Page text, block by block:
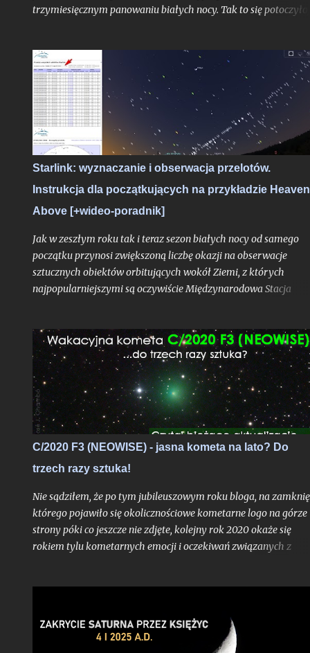
trzymiesięcznym panowaniu białych nocy. Tak to się
Ziemia niedługo po aphelium i maksymalnym dystansie od
Słońca w ciągu roku, zamyka swoje kolejne, już siedemnaste,
okrążenie wokół naszej Dziennej Gwiazdy odkąd w
nieskończonych czeluściach Internetu otrzymaliście pierwszy,
niepozorny wpis, dający początek temu blogowi. Z punktu
widzenia cyklu życia gwiazd ciągu głównego jak właśnie
bohater tutejszych wpisów oddalony od nas o 8 minut
- to praktycznie niezauważalne mrugnięcie oka. Ale w realiach
cyfrowych?
Starlink: wyznaczanie i obserwacja przelotów.
Instrukcja dla początkujących na przykładzie
Above [+wideo-poradnik]
Jak w zeszłym roku tak i teraz sezon białych nocy od samego
początku przynosi zwiększoną liczbę okazji na obserwacje
sztucznych obiektów orbitujących wokół Ziemi, z których
najpopularniejszymi są oczywiście Międzynarodowa Stacja
Słońca pod horyzontem względem Polski sprawia, że satelity
znacznie częściej znajdują się w strefie dnia orbitalnego
się się w świetle słonecznym, będąc widocznymi z naszego
a jeśli są to Starlinki to na niebie zaczyna robić się naprawdę
tłoczno.
C/2020 F3 (NEOWISE) - jasna kometa na lato? Do
trzech razy sztuka!
Nie sądziłem, że po tym jubileuszowym roku bloga, na
którego pojawiło się okolicznościowe kometarne logo na górze
strony póki co jeszcze nie zdjęte, kolejny rok 2020 okaże się
rokiem tylu kometarnych emocji i oczekiwań związanych z
jeszcze żadna z dotychczasowych tegorocznych komet nie
przyniosła nam ochów i achów na miarę prognozy - pierwsza